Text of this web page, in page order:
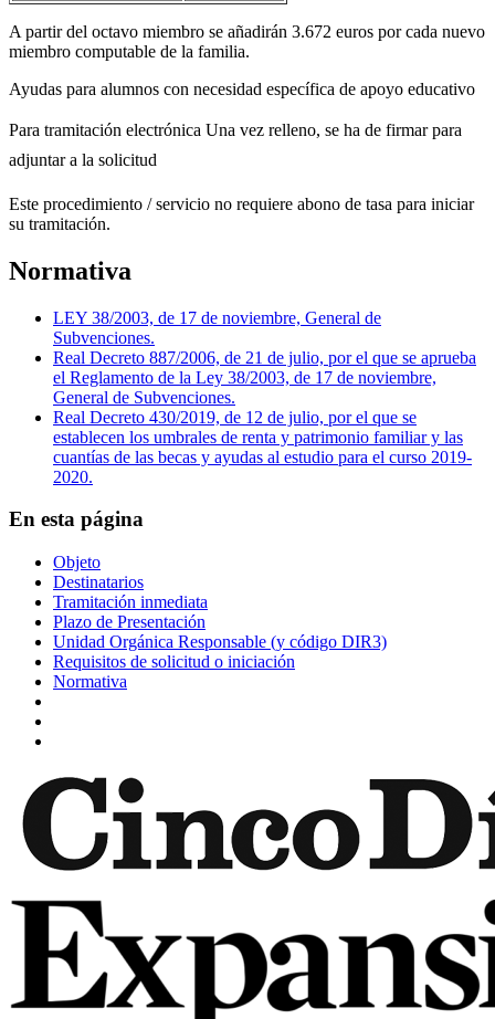
A partir del octavo miembro se añadirán 3.672 euros por cada nuevo
miembro computable de la familia.
Ayudas para alumnos con necesidad específica de apoyo educativo
Para tramitación electrónica Una vez relleno, se ha de firmar para
adjuntar a la solicitud
Este procedimiento / servicio no requiere abono de tasa para iniciar
su tramitación.
Normativa
LEY 38/2003, de 17 de noviembre, General de
Subvenciones.
Real Decreto 887/2006, de 21 de julio, por el que se aprueba
el Reglamento de la Ley 38/2003, de 17 de noviembre,
General de Subvenciones.
Real Decreto 430/2019, de 12 de julio, por el que se
establecen los umbrales de renta y patrimonio familiar y las
cuantías de las becas y ayudas al estudio para el curso 2019-
2020.
En esta página
Objeto
Destinatarios
Tramitación inmediata
Plazo de Presentación
Unidad Orgánica Responsable (y código DIR3)
Requisitos de solicitud o iniciación
Normativa